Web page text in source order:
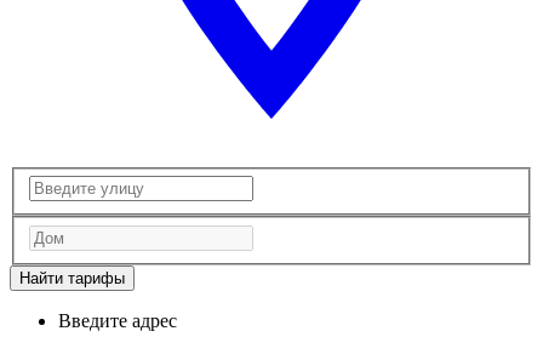
Найти тарифы
Введите адрес